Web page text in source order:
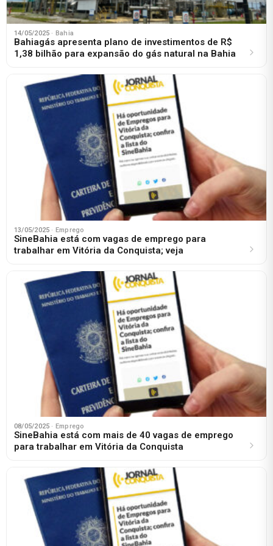
14/05/2025 · Bahia
Bahiagás apresenta plano de investimentos de R$
1,38 bilhão para expansão do gás natural na Bahia
13/05/2025 · Emprego
SineBahia está com vagas de emprego para
trabalhar em Vitória da Conquista; veja
08/05/2025 · Emprego
SineBahia está com mais de 40 vagas de emprego
para trabalhar em Vitória da Conquista